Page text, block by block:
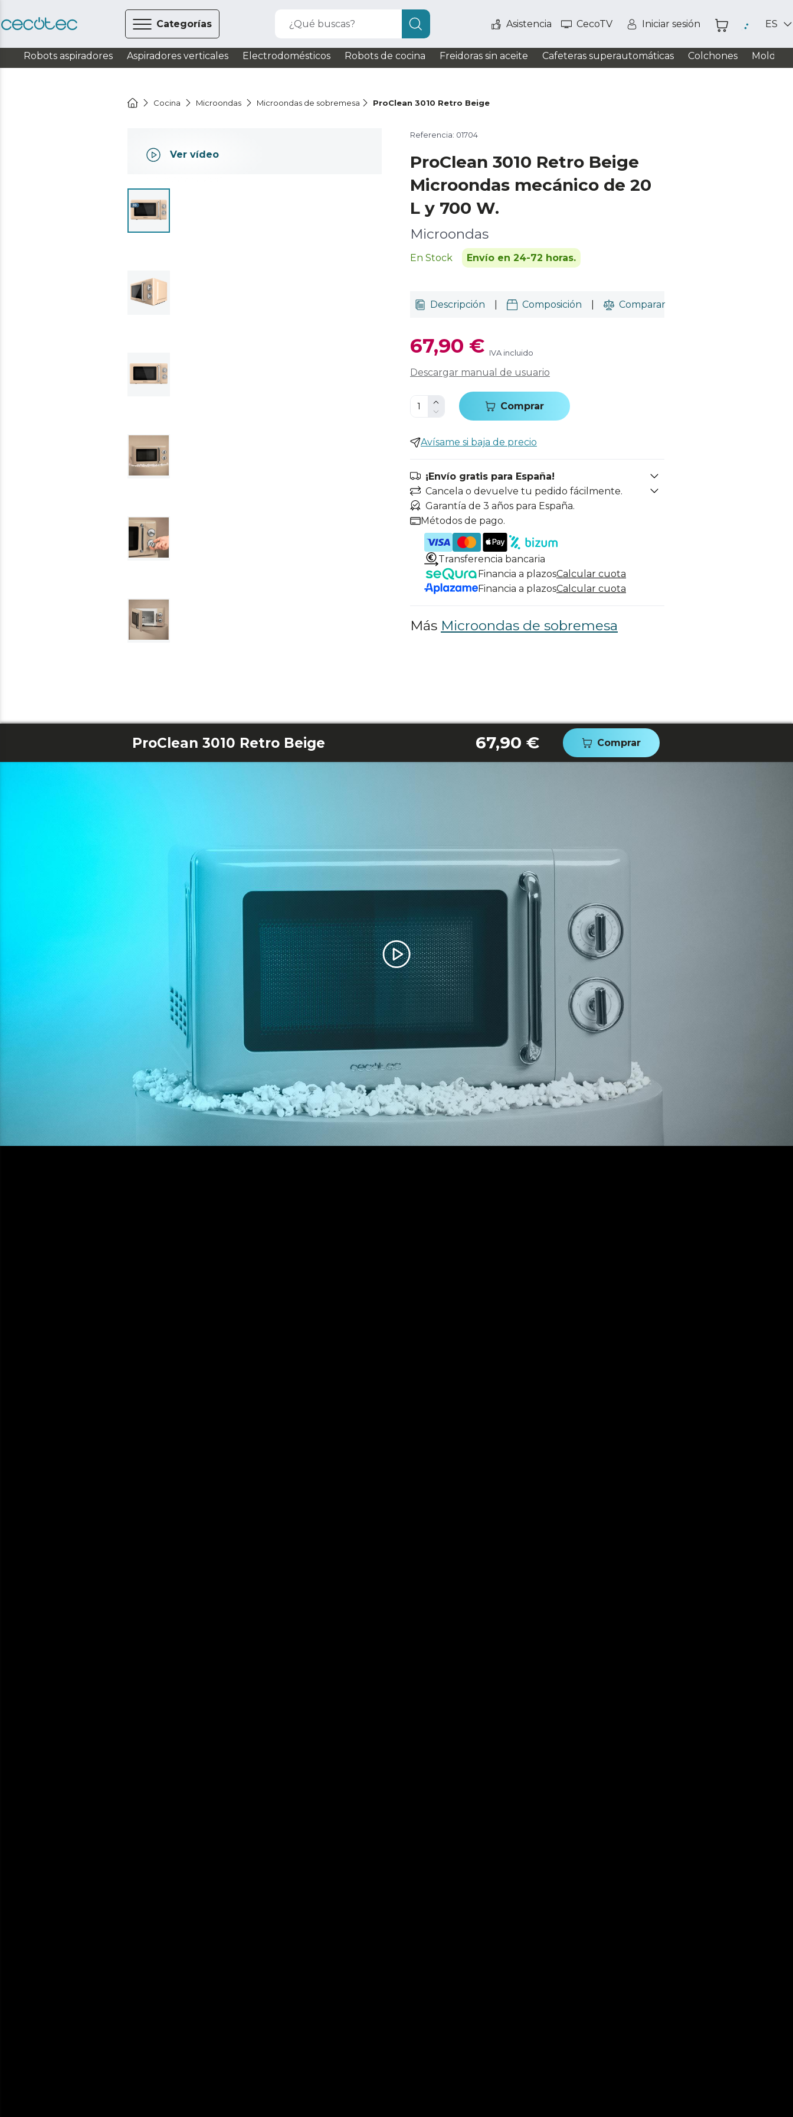
Categorías ¿Qué buscas? Asistencia CecoTV Iniciar sesión ES
Robots aspiradores Aspiradores verticales Electrodomésticos Robots de cocina Freidoras sin aceite Cafeteras superautomáticas Colchones
Cocina Microondas Microondas de sobremesa ProClean 3010 Retro Beige
Ver vídeo
Referencia: 01704
ProClean 3010 Retro Beige
Microondas mecánico de 20
L y 700 W.
Microondas
En Stock Envío en 24-72 horas.
Descripción Composición Comparar
67,90 € IVA incluido
Descargar manual de usuario
Comprar
Avísame si baja de precio
¡Envío gratis para España!
Cancela o devuelve tu pedido fácilmente.
Garantía de 3 años para España.
Métodos de pago.
Transferencia bancaria
Financia a plazosCalcular cuota
Financia a plazosCalcular cuota
Más Microondas de sobremesa
ProClean 3010 Retro Beige 67,90 € Comprar